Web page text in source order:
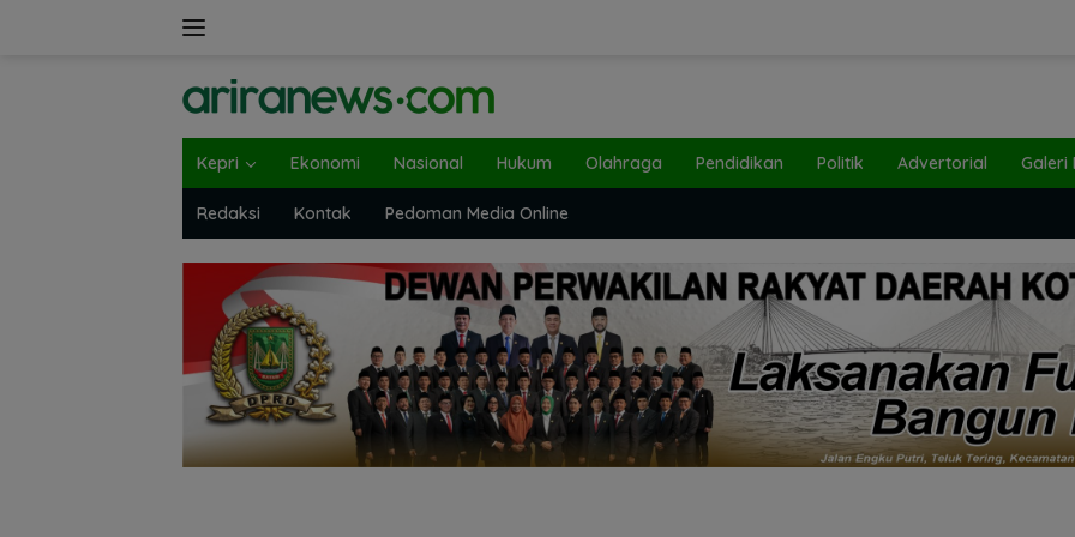
Kepri Ekonomi Nasional Hukum Olahraga Pendidikan Politik Advertorial Galeri
Redaksi Kontak Pedoman Media Online